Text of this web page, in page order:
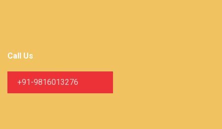
Call Us
+91-9816013276